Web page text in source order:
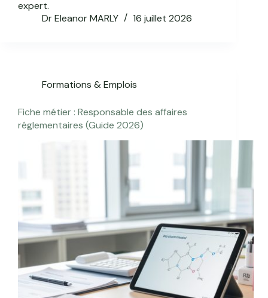
expert.
Dr Eleanor MARLY
16 juillet 2026
Formations & Emplois
Fiche métier : Responsable des affaires
réglementaires (Guide 2026)